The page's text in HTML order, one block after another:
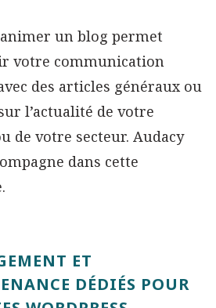
un blog permet
votre communication
des articles généraux ou
l’actualité de votre
de votre secteur. Audacy
dans cette
ET
DÉDIÉS POUR